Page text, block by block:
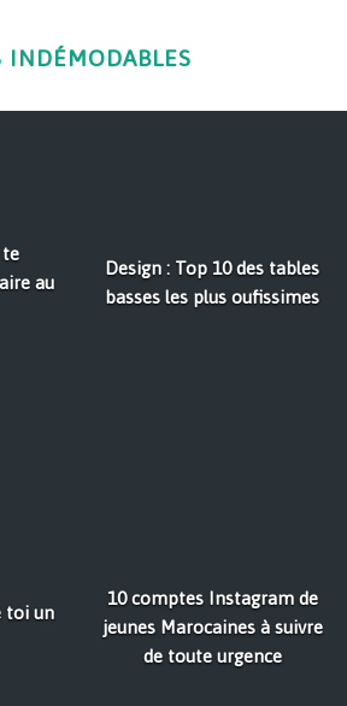
INDÉMODABLES
te
au
Design : Top 10 des tables
basses les plus oufissimes
toi un
10 comptes Instagram de
jeunes Marocaines à suivre
de toute urgence